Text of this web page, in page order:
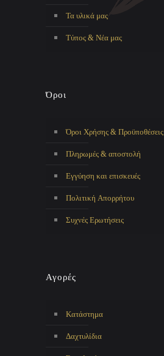
Τα υλικά μας
Τύπος & Νέα μας
Όροι
Όροι Χρήσης & Προϋποθέσεις
Πληρωμές & αποστολή
Εγγύηση και επισκευές
Πολιτική Απορρήτου
Συχνές Ερωτήσεις
Αγορές
Κατάστημα
Δαχτυλίδια